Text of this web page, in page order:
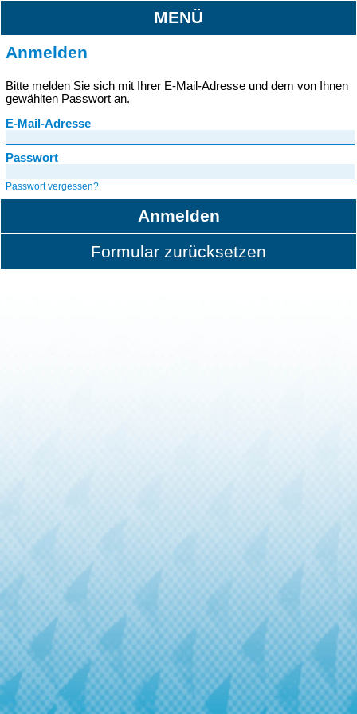
MENÜ
Anmelden
Bitte melden Sie sich mit Ihrer E-Mail-Adresse und dem von Ihnen
gewählten Passwort an.
E-Mail-Adresse
Passwort
Passwort vergessen?
Anmelden
Formular zurücksetzen